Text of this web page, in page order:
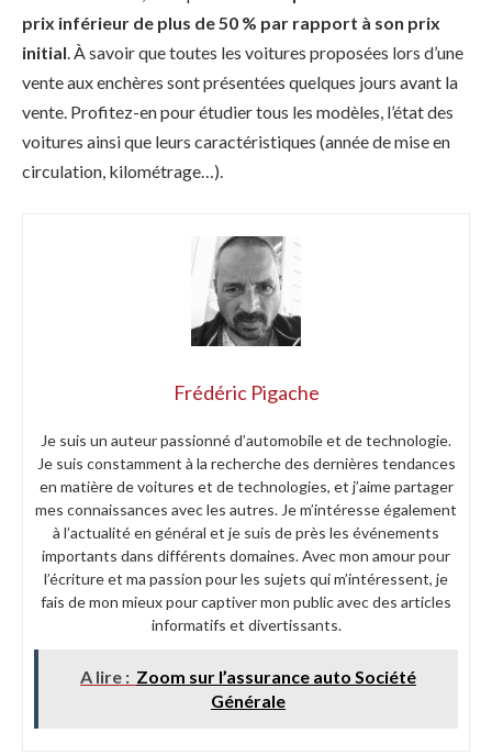
prix inférieur de plus de 50 % par rapport à son prix
initial. À savoir que toutes les voitures proposées lors d’une
vente aux enchères sont présentées quelques jours avant la
vente. Profitez-en pour étudier tous les modèles, l’état des
voitures ainsi que leurs caractéristiques (année de mise en
circulation, kilométrage…).
Frédéric Pigache
Je suis un auteur passionné d’automobile et de technologie.
Je suis constamment à la recherche des dernières tendances
en matière de voitures et de technologies, et j’aime partager
mes connaissances avec les autres. Je m’intéresse également
à l’actualité en général et je suis de près les événements
importants dans différents domaines. Avec mon amour pour
l’écriture et ma passion pour les sujets qui m’intéressent, je
fais de mon mieux pour captiver mon public avec des articles
informatifs et divertissants.
A lire : Zoom sur l’assurance auto Société
Générale